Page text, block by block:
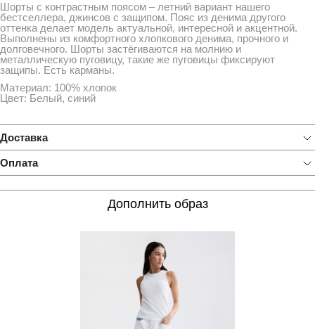
Шорты с контрастным поясом – летний вариант нашего
бестселлера, джинсов с защипом. Пояс из денима другого
оттенка делает модель актуальной, интересной и акцентной.
Выполнены из комфортного хлопкового денима, прочного и
долговечного. Шорты застёгиваются на молнию и
металлическую пуговицу, такие же пуговицы фиксируют
защипы. Есть карманы.
Материал: 100% хлопок
Цвет: Белый, синий
Доставка
Оплата
Дополнить образ